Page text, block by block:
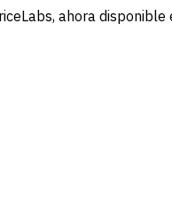
ahora disponible